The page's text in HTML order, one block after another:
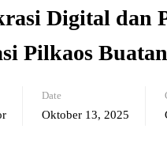
Digital dan
Pilkaos
Date
Oktober 13, 2025